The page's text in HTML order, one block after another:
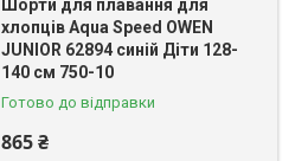
Шорти для плавання для
хлопців Aqua Speed OWEN
JUNIOR 62894 синій Діти 128-
140 см 750-10
Готово до відправки
865 ₴